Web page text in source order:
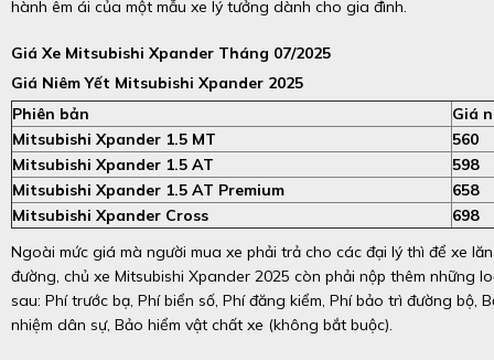
hành êm ái của một mẫu xe lý tưởng dành cho gia đình.
Giá Xe Mitsubishi Xpander Tháng 07/2025
Giá Niêm Yết Mitsubishi Xpander 2025
Phiên bản
Giá
Mitsubishi Xpander 1.5 MT
560
Mitsubishi Xpander 1.5 AT
598
Mitsubishi Xpander 1.5 AT Premium
658
Mitsubishi Xpander Cross
698
Ngoài mức giá mà người mua xe phải trả cho các đại lý thì để xe
đường, chủ xe Mitsubishi Xpander 2025 còn phải nộp thêm những
sau: Phí trước bạ, Phí biển số, Phí đăng kiểm, Phí bảo trì đường bộ,
nhiệm dân sự, Bảo hiểm vật chất xe (không bắt buộc).